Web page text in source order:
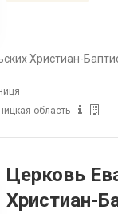
Христиан-
область
Церковь
Христиан-